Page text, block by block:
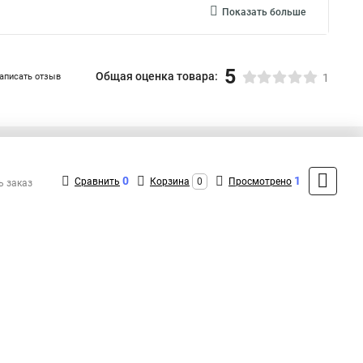
Показать больше
отзыв Общая оценка товара: 5 1
+7 (495) 432-09-09
MAX: +7 (936) 148-00-15
заказ Сравнить 0 Корзина 0 Просмотрено 1